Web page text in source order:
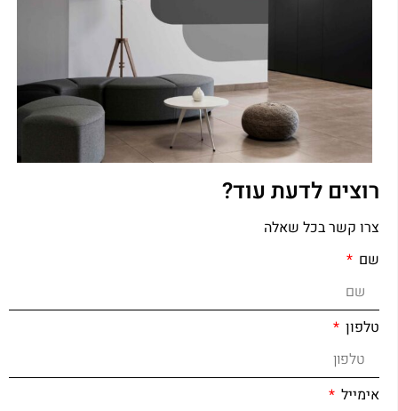
רוצים לדעת עוד?
צרו קשר בכל שאלה
שם
טלפון
אימייל